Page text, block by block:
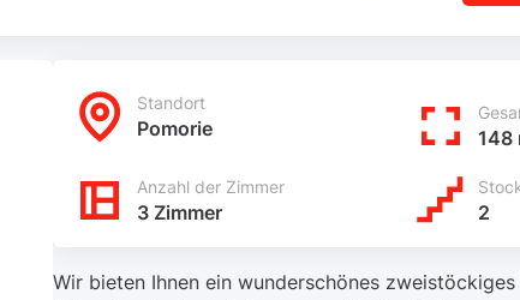
Standort
Pomorie 148
Anzahl der Zimmer
3 Zimmer 2
Wir bieten Ihnen ein wunderschönes